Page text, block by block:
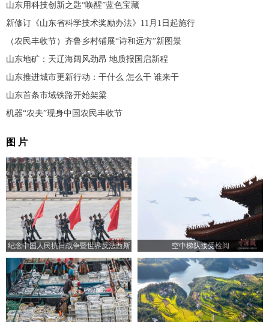
山东用科技创新之匙“唤醒”蓝色宝藏
新修订《山东省科学技术奖励办法》11月1日起施行
（农民丰收节）齐鲁乡村铺展“诗和远方”新图景
山东地矿：天辽海阔风劲昂 地质报国启新程
山东推进城市更新行动：干什么 怎么干 谁来干
山东首条市域铁路开始架梁
机器“农夫”现身中国农民丰收节
图 片
纪念中国人民抗日战争暨世界反法西斯
战争胜利80周年大会举行
空中梯队接受检阅